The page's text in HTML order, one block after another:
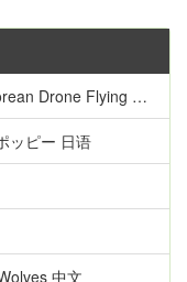
Tour Okgyecheon 中文
ッピー 日语
中文